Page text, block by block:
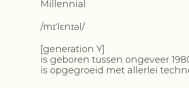
Millennial
/mɪˈlɛnɪəl/
[generation Y]
is geboren tussen ongeveer
is opgegroeid met allerlei